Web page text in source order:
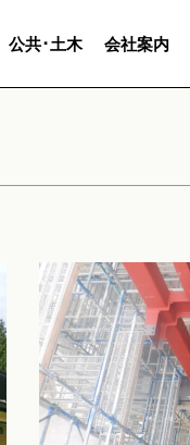
公共･土木 会社案内